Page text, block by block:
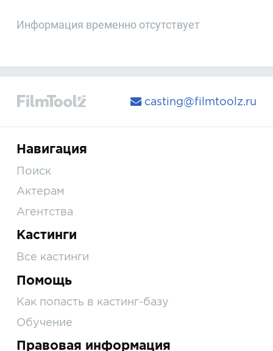
Информация временно отсутствует
casting@filmtoolz.ru
Навигация
Поиск
Актерам
Агентства
Кастинги
Все кастинги
Помощь
Как попасть в кастинг-базу
Обучение
Правовая информация